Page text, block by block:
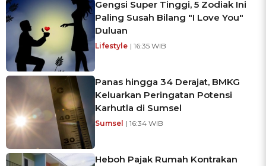
Gengsi Super Tinggi, 5 Zodiak Ini
Paling Susah Bilang "I Love You"
Duluan
Lifestyle | 16:35 WIB
Panas hingga 34 Derajat, BMKG
Keluarkan Peringatan Potensi
Karhutla di Sumsel
Sumsel | 16:34 WIB
Heboh Pajak Rumah Kontrakan